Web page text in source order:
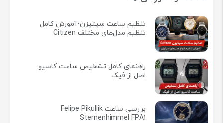
تنظیم ساعت سیتیزن-آموزش کامل
تنظیم مدل‌های مختلف Citizen
راهنمای کامل تشخیص ساعت کاسیو
اصل از فیک
بررسی ساعت Felipe Pikullik
Sternenhimmel FPA1